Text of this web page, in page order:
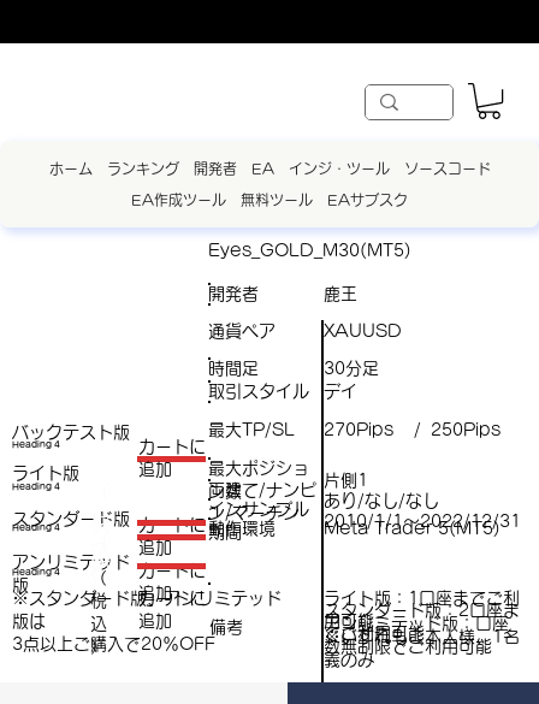
ホーム ランキング 開発者 EA インジ・ツール ソースコード
EA作成ツール 無料ツール EAサブスク
バックテスト版
スタンダード版
アンリミテッド
版
Eyes_GOLD_M30(MT5)
開発者 鹿王
最大ポジショ
ン数
片側1
Heading 4
​カートに
追加
税
込
）
Heading 4
​カートに
追加
Heading 4
税
込
）
​カートに
追加
Heading 4
（
税
込
）
​カートに
追加
ライト版
XAUUSD
通貨ペア
取引スタイル デイ
最大TP/SL 270Pips / 250Pips
両建て/ナンピ
ン/マーチン
あり/なし/なし
インサンプル
期間
2010/1/1～2022/12/31
動作環境 Meta Trader 5(MT5)
時間足 30分足
備考
ライト版：1口座までご利
用可能
スタンダード版：2口座ま
でご利用可能
アンリミテッド版：口座
数無制限でご利用可能
※いずれもご本人様、1名
義のみ
※スタンダード版、アンリミテッド
版は
3点以上ご購入で​20％OFF